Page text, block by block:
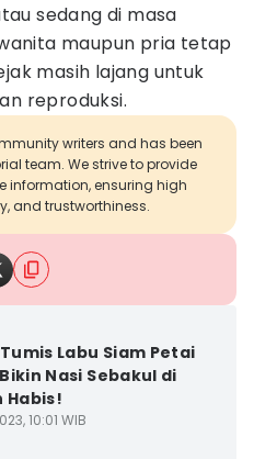
sedang di masa
maupun pria tetap
masih lajang untuk
reproduksi.
writers and has been
team. We strive to provide
information, ensuring high
and trustworthiness.
Labu Siam Petai
Nasi Sebakul di
Habis!
10:01 WIB